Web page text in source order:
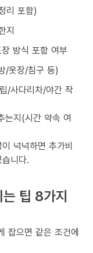
리 포함)
지
장 방식 포함 여부
/옷장/침구 등)
/사다리차/야간 작
는지(시간 약속 여
넉넉하면 추가비
니다.
팁 8가지
잡으면 같은 조건에